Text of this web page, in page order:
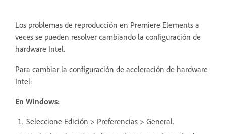
Los problemas de reproducción en Premiere Elements a
veces se pueden resolver cambiando la configuración de
hardware Intel.
Para cambiar la configuración de aceleración de hardware
Intel:
En Windows:
Seleccione Edición > Preferencias > General.